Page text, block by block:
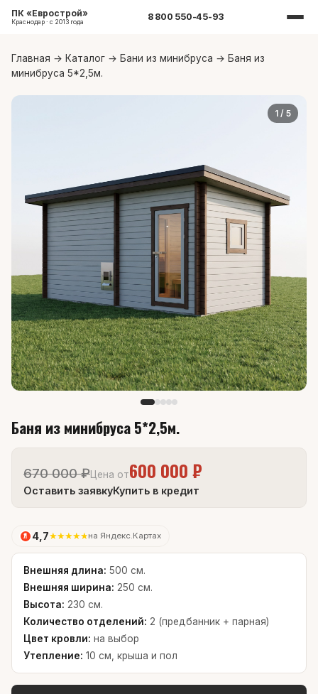
ПК «Еврострой»
Краснодар · с 2013 года 8 800 550-45-93
Главная → Каталог → Бани из минибруса → Баня из
минибруса 5*2,5м.
1 / 5
Баня из минибруса 5*2,5м.
670 000 ₽ Цена от600 000 ₽
Оставить заявкуКупить в кредит
4,7★★★★★ на Яндекс.Картах
Внешняя длина: 500 см.
Внешняя ширина: 250 см.
Высота: 230 см.
Количество отделений: 2 (предбанник + парная)
Цвет кровли: на выбор
Утепление: 10 см, крыша и пол